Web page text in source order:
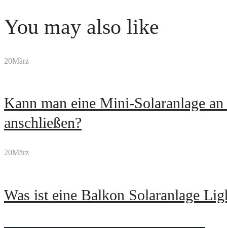
You may also like
20März
Kann man eine Mini-Solaranlage an
anschließen?
20März
Was ist eine Balkon Solaranlage